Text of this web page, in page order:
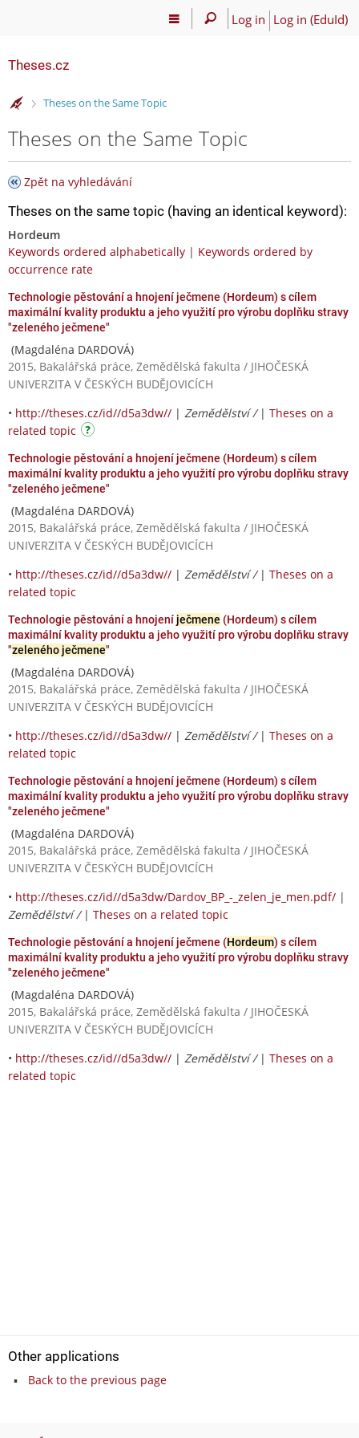
Log in Log in (EduId)
Theses.cz
>
Theses on the Same Topic
Theses on the Same Topic
Zpět na vyhledávání
Theses on the same topic (having an identical keyword):
Hordeum
Keywords ordered alphabetically | Keywords ordered by
occurrence rate
Technologie pěstování a hnojení ječmene (Hordeum) s cílem
maximální kvality produktu a jeho využití pro výrobu doplňku stravy
"zeleného ječmene"
(Magdaléna DARDOVÁ)
2015, Bakalářská práce, Zemědělská fakulta / JIHOČESKÁ
UNIVERZITA V ČESKÝCH BUDĚJOVICÍCH
• http://theses.cz/id//d5a3dw// | Zemědělství / | Theses on a
related topic
Technologie pěstování a hnojení ječmene (Hordeum) s cílem
maximální kvality produktu a jeho využití pro výrobu doplňku stravy
"zeleného ječmene"
(Magdaléna DARDOVÁ)
2015, Bakalářská práce, Zemědělská fakulta / JIHOČESKÁ
UNIVERZITA V ČESKÝCH BUDĚJOVICÍCH
• http://theses.cz/id//d5a3dw// | Zemědělství / | Theses on a
related topic
Technologie pěstování a hnojení ječmene (Hordeum) s cílem
maximální kvality produktu a jeho využití pro výrobu doplňku stravy
"zeleného ječmene"
(Magdaléna DARDOVÁ)
2015, Bakalářská práce, Zemědělská fakulta / JIHOČESKÁ
UNIVERZITA V ČESKÝCH BUDĚJOVICÍCH
• http://theses.cz/id//d5a3dw// | Zemědělství / | Theses on a
related topic
Technologie pěstování a hnojení ječmene (Hordeum) s cílem
maximální kvality produktu a jeho využití pro výrobu doplňku stravy
"zeleného ječmene"
(Magdaléna DARDOVÁ)
2015, Bakalářská práce, Zemědělská fakulta / JIHOČESKÁ
UNIVERZITA V ČESKÝCH BUDĚJOVICÍCH
• http://theses.cz/id//d5a3dw/Dardov_BP_-_zelen_je_men.pdf/ |
Zemědělství / | Theses on a related topic
Technologie pěstování a hnojení ječmene (Hordeum) s cílem
maximální kvality produktu a jeho využití pro výrobu doplňku stravy
"zeleného ječmene"
(Magdaléna DARDOVÁ)
2015, Bakalářská práce, Zemědělská fakulta / JIHOČESKÁ
UNIVERZITA V ČESKÝCH BUDĚJOVICÍCH
• http://theses.cz/id//d5a3dw// | Zemědělství / | Theses on a
related topic
Other applications
Back to the previous page